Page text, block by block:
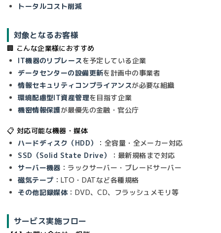
トータルコスト削減
対象となるお客様
🏢 こんな企業様におすすめ
IT機器のリプレースを予定している企業
データセンターの設備更新を計画中の事業者
情報セキュリティコンプライアンスが必要な組織
環境配慮型IT資産管理を目指す企業
機密情報保護が最優先の金融・官公庁
📋 対応可能な機器・媒体
ハードディスク（HDD）
：全容量・全メーカー対応
SSD（Solid State Drive）
：最新規格まで対応
サーバー機器 ：ラックサーバー・ブレードサーバー
磁気テープ ：LTO・DATなど各種規格
その他記録媒体 ：DVD、CD、フラッシュメモリ等
サービス実施フロー